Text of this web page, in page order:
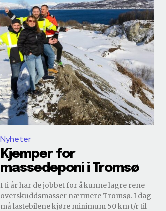
Nyheter
Kjemper for
massedeponi i Tromsø
I ti år har de jobbet for å kunne lagre rene
overskuddsmasser nærmere Tromsø. I dag
må lastebilene kjøre minimum 50 km t/r til